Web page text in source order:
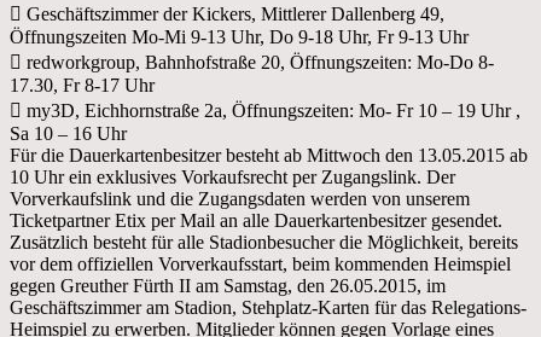
 Geschäftszimmer der Kickers, Mittlerer Dallenberg 49,
Öffnungszeiten Mo-Mi 9-13 Uhr, Do 9-18 Uhr, Fr 9-13 Uhr
 redworkgroup, Bahnhofstraße 20, Öffnungszeiten: Mo-Do 8-
17.30, Fr 8-17 Uhr
 my3D, Eichhornstraße 2a, Öffnungszeiten: Mo- Fr 10 – 19 Uhr ,
Sa 10 – 16 Uhr
Für die Dauerkartenbesitzer besteht ab Mittwoch den 13.05.2015 ab
10 Uhr ein exklusives Vorkaufsrecht per Zugangslink. Der
Vorverkaufslink und die Zugangsdaten werden von unserem
Ticketpartner Etix per Mail an alle Dauerkartenbesitzer gesendet.
Zusätzlich besteht für alle Stadionbesucher die Möglichkeit, bereits
vor dem offiziellen Vorverkaufsstart, beim kommenden Heimspiel
gegen Greuther Fürth II am Samstag, den 26.05.2015, im
Geschäftszimmer am Stadion, Stehplatz-Karten für das Relegations-
Heimspiel zu erwerben. Mitglieder können gegen Vorlage eines